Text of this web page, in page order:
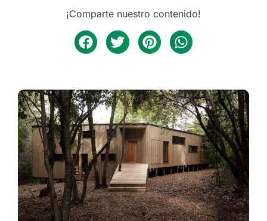
¡Comparte nuestro contenido!
Arquitectura
CASA NALA